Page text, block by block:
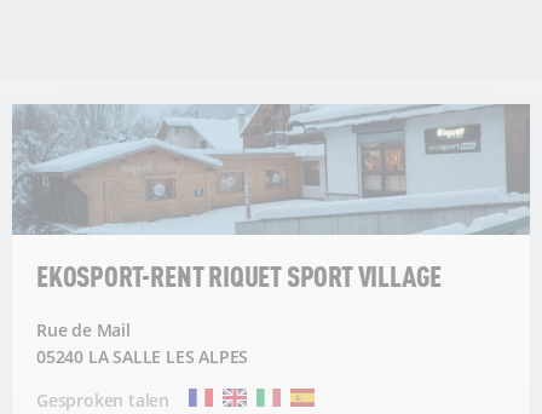
EKOSPORT-RENT RIQUET SPORT VILLAGE
Rue de Mail
05240 LA SALLE LES ALPES
Gesproken talen